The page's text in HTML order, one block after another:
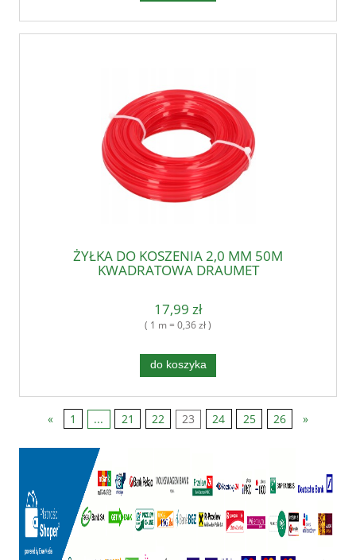
ŻYŁKA DO KOSZENIA 2,0 MM 50M
KWADRATOWA DRAUMET
17,99 zł
( 1 m = 0,36 zł )
do koszyka
« 1 ... 21 22 23 24 25 26 »